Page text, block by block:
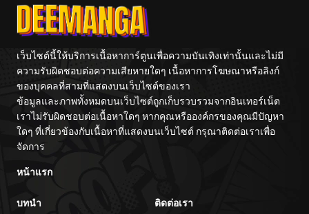
ตอนที่ 85
ตอนที่ 84 10/06/2024
ตอนที่ 83 10/06/2024
ตอนที่ 82 10/06/2024
ตอนที่ 81
ตอนที่ 80
เว็บไซต์นี้ให้บริการเนื้อหาการ์ตูนเพื่อความบันเทิงเท่านั้นและไม่มี
ความรับผิดชอบต่อความเสียหายใดๆ เนื้อหาการโฆษณาหรือลิงก์
ของบุคคลที่สามที่แสดงบนเว็บไซต์ของเรา
ข้อมูลและภาพทั้งหมดบนเว็บไซต์ถูกเก็บรวบรวมจากอินเทอร์เน็ต
เราไม่รับผิดชอบต่อเนื้อหาใดๆ หากคุณหรือองค์กรของคุณมีปัญหา
ใดๆ ที่เกี่ยวข้องกับเนื้อหาที่แสดงบนเว็บไซต์ กรุณาติดต่อเราเพื่อ
จัดการ
หน้าแรก
บทนำ ติดต่อเรา